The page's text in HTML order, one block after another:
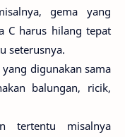
gema yang
C harus hilang tepat
seterusnya.
digunakan sama
balungan, ricik,
tertentu misalnya